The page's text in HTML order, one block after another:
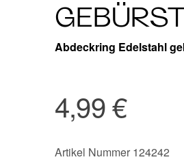
Abdeckring Edelstahl
4,99 €
Artikel Nummer 124242